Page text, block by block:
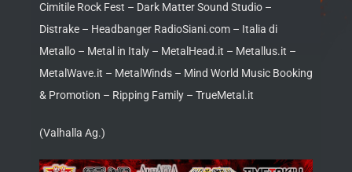
Cimitile Rock Fest – Dark Matter Sound Studio –
Distrake – Headbanger RadioSiani.com – Italia di
Metallo – Metal in Italy – MetalHead.it – Metallus.it –
MetalWave.it – MetalWinds – Mind World Music Booking
& Promotion – Ripping Family – TrueMetal.it
(Valhalla Ag.)